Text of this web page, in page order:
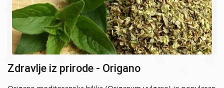
Zdravlje iz prirode - Origano